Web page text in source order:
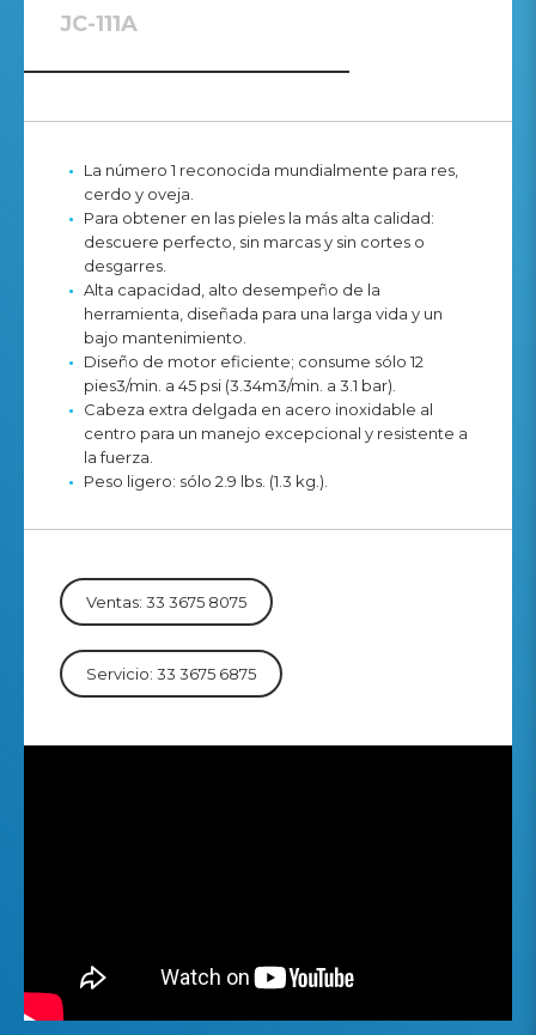
JC-111A
La número 1 reconocida mundialmente para res,
cerdo y oveja.
Para obtener en las pieles la más alta calidad:
descuere perfecto, sin marcas y sin cortes o
desgarres.
Alta capacidad, alto desempeño de la
herramienta, diseñada para una larga vida y un
bajo mantenimiento.
Diseño de motor eficiente; consume sólo 12
pies3/min. a 45 psi (3.34m3/min. a 3.1 bar).
Cabeza extra delgada en acero inoxidable al
centro para un manejo excepcional y resistente a
la fuerza.
Peso ligero: sólo 2.9 lbs. (1.3 kg.).
Ventas: 33 3675 8075
Servicio: 33 3675 6875